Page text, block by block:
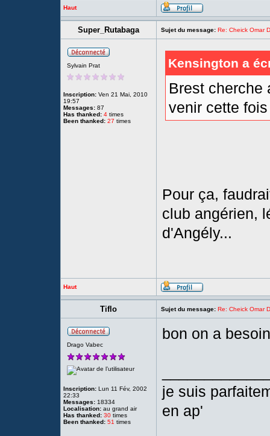
Haut
Super_Rutabaga Sujet du message: Re: Cheick Omar
Sylvain Prat
Inscription: Ven 21 Mai, 2010
19:57
Messages: 87
Has thanked: 4 times
Been thanked: 27 times
Kensington a
Brest cherche
venir cette
Pour ça,
club angérien,
d'Angély...
Haut
Tiflo Sujet du message: Re: Cheick Omar
Drago Vabec
Inscription: Lun 11 Fév, 2002
22:33
Messages: 18334
Localisation: au grand air
Has thanked: 30 times
Been thanked: 51 times
bon on a
je suis
en ap'